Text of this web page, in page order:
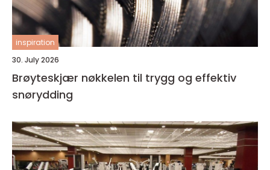
inspiration
30. July 2026
Brøyteskjær nøkkelen til trygg og effektiv
snørydding